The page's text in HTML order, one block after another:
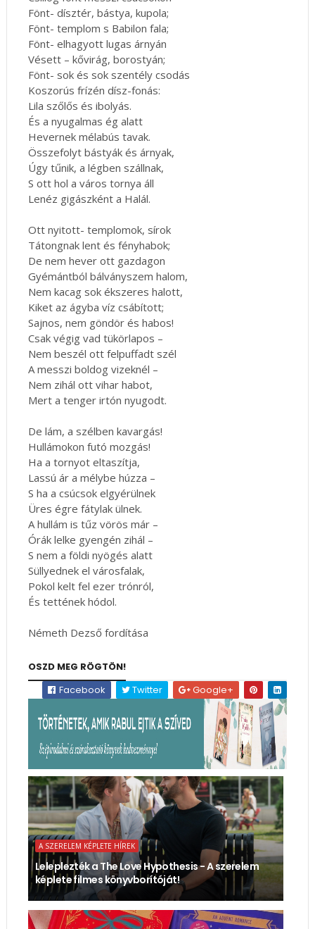
Fönt- dísztér, bástya, kupola;
Fönt- templom s Babilon fala;
Fönt- elhagyott lugas árnyán
Vésett – kővirág, borostyán;
Fönt- sok és sok szentély csodás
Koszorús frízén dísz-fonás:
Lila szőlős és ibolyás.
És a nyugalmas ég alatt
Hevernek mélabús tavak.
Összefolyt bástyák és árnyak,
Úgy tűnik, a légben szállnak,
S ott hol a város tornya áll
Lenéz gigászként a Halál.
Ott nyitott- templomok, sírok
Tátongnak lent és fényhabok;
De nem hever ott gazdagon
Gyémántból bálványszem halom,
Nem kacag sok ékszeres halott,
Kiket az ágyba víz csábított;
Sajnos, nem göndör és habos!
Csak végig vad tükörlapos –
Nem beszél ott felpuffadt szél
A messzi boldog vizeknél –
Nem zihál ott vihar habot,
Mert a tenger irtón nyugodt.
De lám, a szélben kavargás!
Hullámokon futó mozgás!
Ha a tornyot eltaszítja,
Lassú ár a mélybe húzza –
S ha a csúcsok elgyérülnek
Üres égre fátylak ülnek.
A hullám is tűz vörös már –
Órák lelke gyengén zihál –
S nem a földi nyögés alatt
Süllyednek el városfalak,
Pokol kelt fel ezer trónról,
És tettének hódol.
Németh Dezső fordítása
OSZD MEG RÖGTÖN!
Facebook
Twitter Google+
A SZERELEM KÉPLETE HÍREK
Leleplezték a The Love Hypothesis - A szerelem
képlete filmes könyvborítóját!